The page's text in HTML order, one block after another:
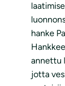
hanke
annettu
jotta